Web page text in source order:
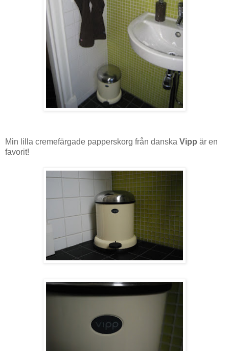
Min lilla cremefärgade papperskorg från danska Vipp är en
favorit!